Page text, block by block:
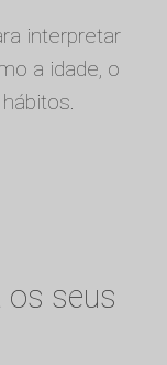
interpretar
a idade, o
os seus